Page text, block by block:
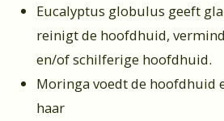
Eucalyptus globulus geeft
reinigt de hoofdhuid,
en/of schilferige hoofdhuid.
Moringa voedt de hoofdhuid
haar